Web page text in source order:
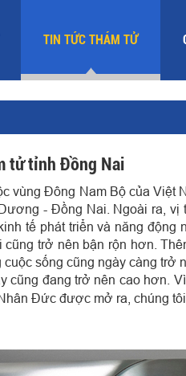
TIN TỨC THÁM TỬ
tử tỉnh Đồng Nai
vùng Đông Nam Bộ của Việt
- Đồng Nai. Ngoài ra,
tế phát triển và năng động
trở nên bận rộn hơn.
sống cũng ngày càng
cũng đang trở nên cao hơn.
Đức được mở ra, chúng